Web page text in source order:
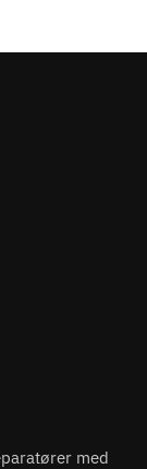
med